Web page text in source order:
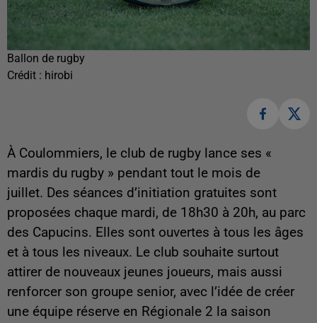
Ballon de rugby
Crédit : hirobi
À Coulommiers, le club de rugby lance ses «
mardis du rugby » pendant tout le mois de
juillet. Des séances d’initiation gratuites sont
proposées chaque mardi, de 18h30 à 20h, au parc
des Capucins. Elles sont ouvertes à tous les âges
et à tous les niveaux. Le club souhaite surtout
attirer de nouveaux jeunes joueurs, mais aussi
renforcer son groupe senior, avec l’idée de créer
une équipe réserve en Régionale 2 la saison